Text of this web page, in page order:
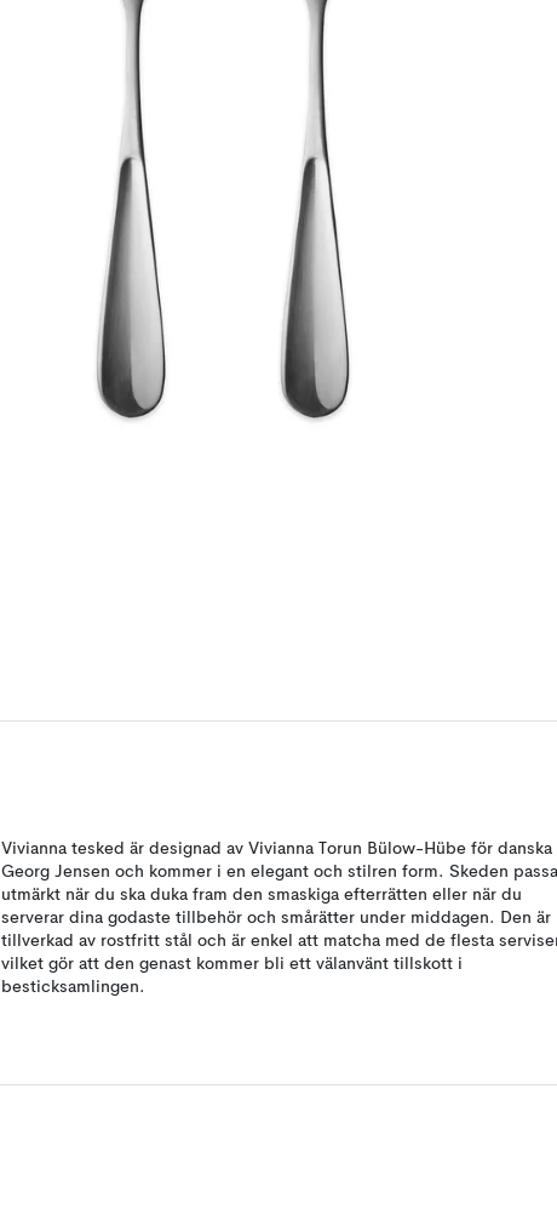
Vivianna tesked är designad av Vivianna Torun Bülow-Hübe för danska
Georg Jensen och kommer i en elegant och stilren form. Skeden
utmärkt när du ska duka fram den smaskiga efterrätten eller när du
serverar dina godaste tillbehör och smårätter under middagen. Den är
tillverkad av rostfritt stål och är enkel att matcha med de flesta
vilket gör att den genast kommer bli ett välanvänt tillskott i
besticksamlingen.